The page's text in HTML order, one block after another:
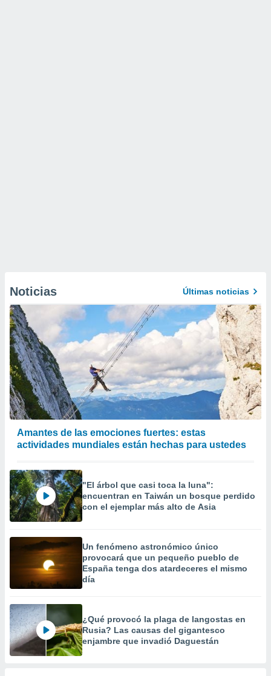
Noticias Últimas noticias
Amantes de las emociones fuertes: estas
actividades mundiales están hechas para ustedes
"El árbol que casi toca la luna":
encuentran en Taiwán un bosque perdido
con el ejemplar más alto de Asia
Un fenómeno astronómico único
provocará que un pequeño pueblo de
España tenga dos atardeceres el mismo
día
¿Qué provocó la plaga de langostas en
Rusia? Las causas del gigantesco
enjambre que invadió Daguestán